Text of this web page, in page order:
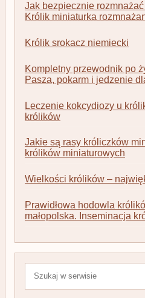
Jak bezpiecznie
Królik miniaturka
Królik srokacz niemiecki
Kompletny przewodnik po
Pasza, pokarm i jedzenie
Leczenie kokcydiozy u
królików
Jakie są rasy króliczków
królików miniaturowych
Wielkości królików –
Prawidłowa hodowla
małopolska. Inseminacja
Szukaj: